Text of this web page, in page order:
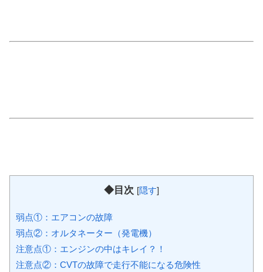
◆目次 [隠す]
弱点①：エアコンの故障
弱点②：オルタネーター（発電機）
注意点①：エンジンの中はキレイ？！
注意点②：CVTの故障で走行不能になる危険性